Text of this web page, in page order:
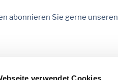
verwendet Cookies
abonnieren Sie gerne unseren